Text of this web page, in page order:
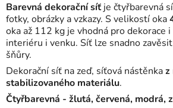
Barevná dekorační síťje čtyřbarevná
fotky, obrázky a vzkazy. S velikostí oka
oka až 112 kg je vhodná pro dekorace i
interiéru i venku. Síť lze snadno
šňůry.
Dekorační síť na zeď, síťová nástěnkaz
stabilizovaného materiálu.
Čtyřbarevná - žlutá, červená, modrá,